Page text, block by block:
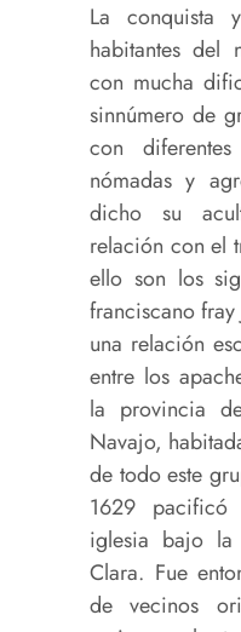
La conquista
habitantes del
con mucha
sinnúmero de
con
nómadas y
dicho su
relación con el
ello son los
franciscano
una relación
entre los
la provincia
Navajo,
de todo este
1629
iglesia bajo la
Clara. Fue
de vecinos